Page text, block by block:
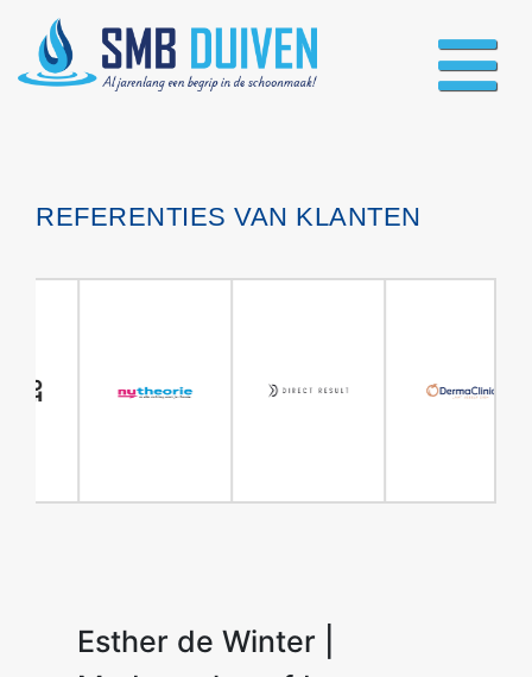
REFERENTIES VAN KLANTEN
Esther de Winter |
Dion van der Ent
M. K.